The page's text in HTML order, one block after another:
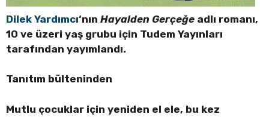
Dilek Yardımcı‘nın Hayalden Gerçeğe adlı romanı,
10 ve üzeri yaş grubu için Tudem Yayınları
tarafından yayımlandı.
Tanıtım bülteninden
Mutlu çocuklar için yeniden el ele, bu kez